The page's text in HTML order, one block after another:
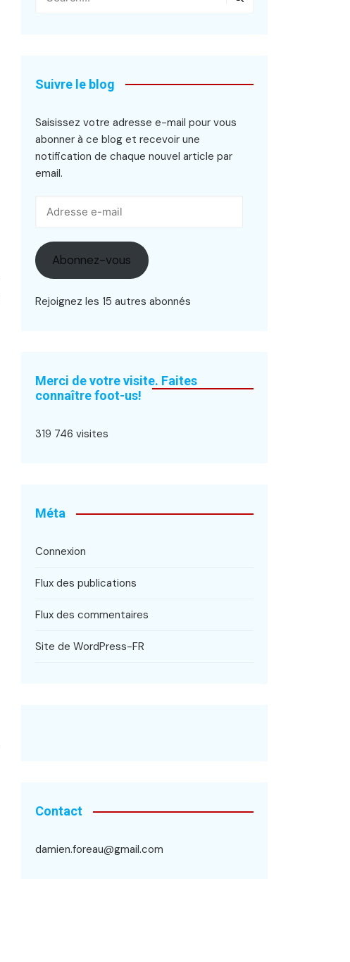
Suivre le blog
Saisissez votre adresse e-mail pour vous
abonner à ce blog et recevoir une
notification de chaque nouvel article par
email.
Abonnez-vous
Rejoignez les 15 autres abonnés
Merci de votre visite. Faites
connaître foot-us!
319 746 visites
Méta
Connexion
Flux des publications
Flux des commentaires
Site de WordPress-FR
Contact
damien.foreau@gmail.com